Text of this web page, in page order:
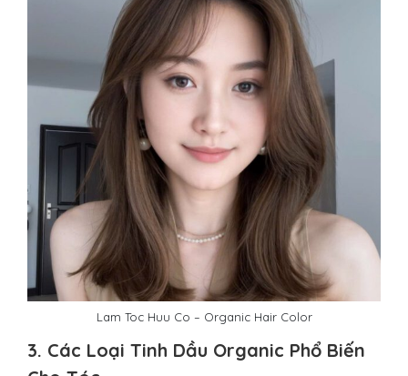
Lam Toc Huu Co – Organic Hair Color
3. Các Loại Tinh Dầu Organic Phổ Biến